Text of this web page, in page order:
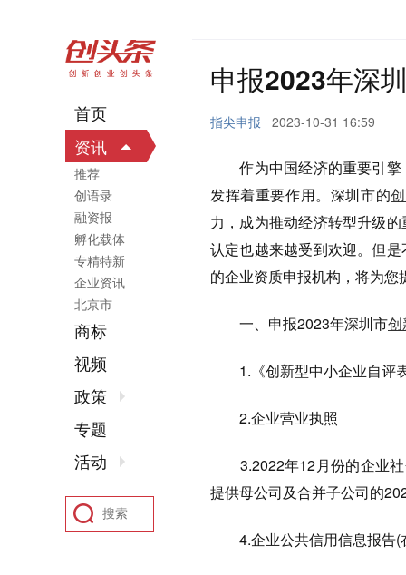
申报2023年深
指尖申报 2023-10-31 16:59
作为中国经济的重要引擎
发挥着重要作用。深圳市的
力，成为推动经济转型升级
认定也越来越受到欢迎。但
的企业资质申报机构，将为您
一、申报2023年深圳市创
1.《创新型中小企业自评
2.企业营业执照
3.2022年12月份的企业社
提供母公司及合并子公司的
4.企业公共信用信息报告(
首页
资讯
推荐
创语录
融资报
孵化载体
专精特新
企业资讯
北京市
商标
视频
政策
专题
活动